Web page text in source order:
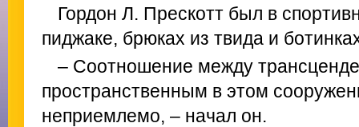
Гордон Л. Прескотт был в
пиджаке, брюках из твида и
– Соотношение между
пространственным в этом
неприемлемо, – начал он.